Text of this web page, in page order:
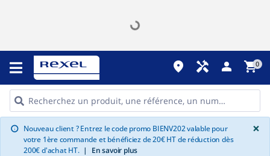
place handyman person shopping_cart0
info Nouveau client ? Entrez le code promo BIENV202 valable pour
votre 1ère commande et bénéficiez de 20€ HT de réduction dès
200€ d'achat HT. | En savoir plus
×